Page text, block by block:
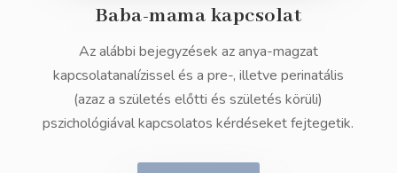
Baba-mama kapcsolat
Az alábbi bejegyzések az anya-magzat
kapcsolatanalízissel és a pre-, illetve perinatális
(azaz a születés előtti és születés körüli)
pszichológiával kapcsolatos kérdéseket fejtegetik.